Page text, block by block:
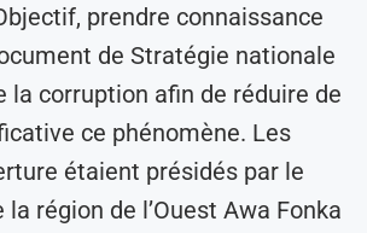
prendre connaissance
de Stratégie nationale
la corruption afin de réduire de
ce phénomène. Les
étaient présidés par le
région de l’Ouest Awa Fonka